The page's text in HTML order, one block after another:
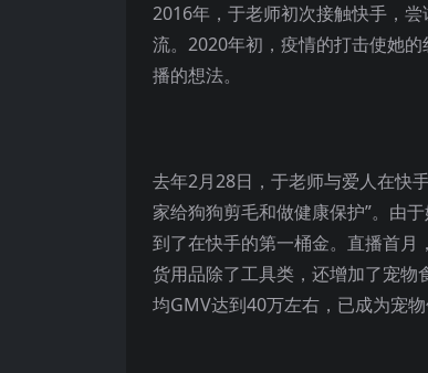
2016年，于老师初次接触快手，
流。2020年初，疫情的打击使她
播的想法。
去年2月28日，于老师与爱人在快
家给狗狗剪毛和做健康保护”。由
到了在快手的第一桶金。直播首
货用品除了工具类，还增加了宠物
均GMV达到40万左右，已成为宠物